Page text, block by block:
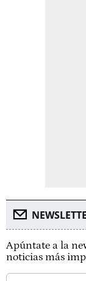
Apúntate a la
noticias más